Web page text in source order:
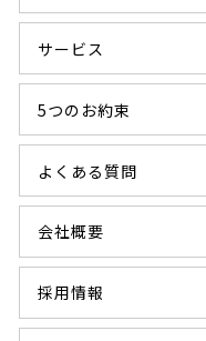
サービス
5つのお約束
よくある質問
会社概要
採用情報